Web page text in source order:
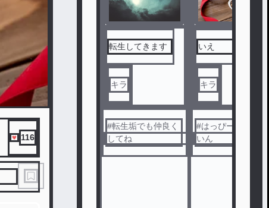
116
転生してきます
キラ
#転生垢でも仲良く
してね
いえ
キラ
#はっぴーばれんた
いん